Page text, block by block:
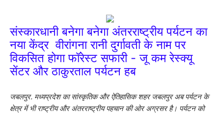
संस्कारधानी बनेगा बनेगा अंतरराष्ट्रीय पर्यटन का
नया केंद्र वीरांगना रानी दुर्गावती के नाम पर
विकसित होगा फॉरेस्ट सफारी - जू कम रेस्क्यू
सेंटर और ठाकुरताल पर्यटन हब
जबलपुर. मध्यप्रदेश का सांस्कृतिक और ऐतिहासिक शहर जबलपुर अब पर्यटन के
क्षेत्र में भी राष्ट्रीय और अंतरराष्ट्रीय पहचान की ओर अग्रसर है। पर्यटन को